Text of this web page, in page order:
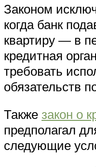
Законом
когда банк
квартиру — в
кредитная
требовать
обязательств
Также закон о
предполагал
следующие